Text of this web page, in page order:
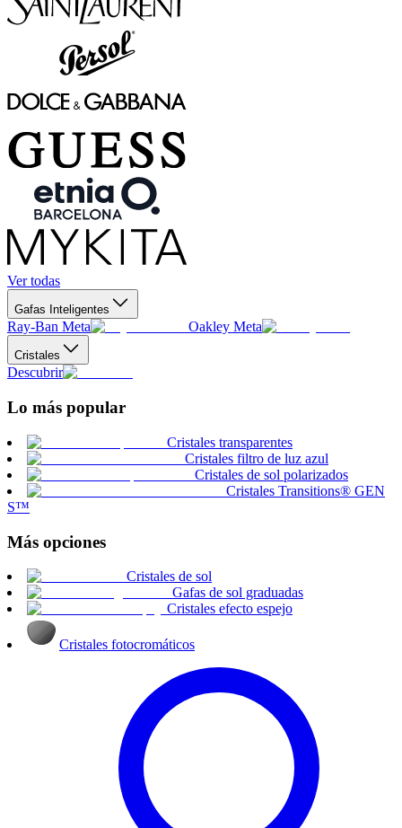
Ver todas
Gafas Inteligentes
Ray-Ban Meta Oakley Meta
Cristales
Descubrir
Lo más popular
Cristales transparentes
Cristales filtro de luz azul
Cristales de sol polarizados
Cristales Transitions® GEN
S™
Más opciones
Cristales de sol
Gafas de sol graduadas
Cristales efecto espejo
Cristales fotocromáticos